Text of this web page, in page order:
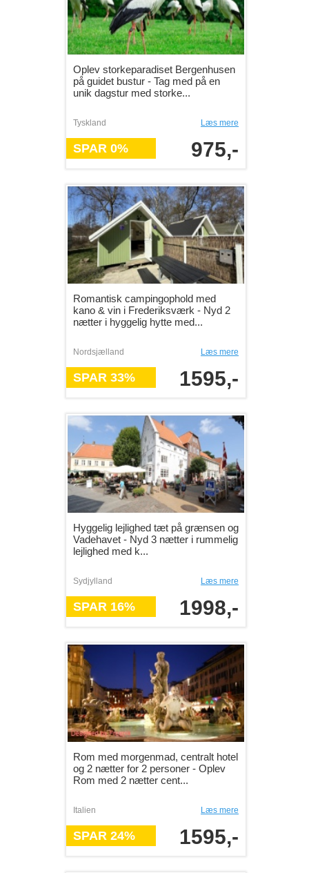
Oplev storkeparadiset Bergenhusen
på guidet bustur - Tag med på en
unik dagstur med storke...
Tyskland Læs mere
SPAR 0% 975,-
Romantisk campingophold med
kano & vin i Frederiksværk - Nyd 2
nætter i hyggelig hytte med...
Nordsjælland Læs mere
SPAR 33% 1595,-
Hyggelig lejlighed tæt på grænsen og
Vadehavet - Nyd 3 nætter i rummelig
lejlighed med k...
Sydjylland Læs mere
SPAR 16% 1998,-
Rom med morgenmad, centralt hotel
og 2 nætter for 2 personer - Oplev
Rom med 2 nætter cent...
Italien Læs mere
SPAR 24% 1595,-